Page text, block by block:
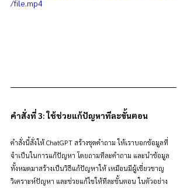
/file.mp4
คำสั่งที่ 3: ใช้ช่วยแก้ปัญหาทีละขั้นตอน
คำสั่งนี้สั่งให้ ChatGPT สร้างชุดคำถาม ให้เราบอกข้อมูลที่
จำเป็นในการแก้ปัญหา โดยถามทีละคำถาม และนำข้อมูล
ทั้งหมดมาสร้างเป็นวิธีแก้ปัญหาให้ เหมือนมีผู้เชี่ยวชาญ
วิเคราะห์ปัญหา และช่วยแก้ไขให้ทีละขั้นตอน ในตัวอย่าง